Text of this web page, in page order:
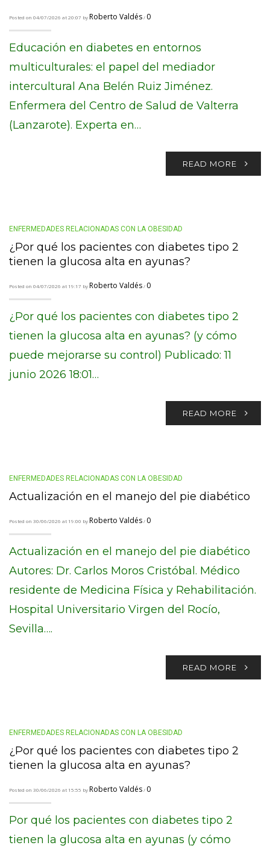
Posted on 04/07/2026 at 20:07 byRoberto Valdés/ 0
Educación en diabetes en entornos
multiculturales: el papel del mediador
intercultural Ana Belén Ruiz Jiménez.
Enfermera del Centro de Salud de Valterra
(Lanzarote). Experta en…
READ MORE
ENFERMEDADES RELACIONADAS CON LA OBESIDAD
¿Por qué los pacientes con diabetes tipo 2
tienen la glucosa alta en ayunas?
Posted on 04/07/2026 at 19:17 byRoberto Valdés/ 0
¿Por qué los pacientes con diabetes tipo 2
tienen la glucosa alta en ayunas? (y cómo
puede mejorarse su control) Publicado: 11
junio 2026 18:01…
READ MORE
ENFERMEDADES RELACIONADAS CON LA OBESIDAD
Actualización en el manejo del pie diabético
Posted on 30/06/2026 at 19:00 byRoberto Valdés/ 0
Actualización en el manejo del pie diabético
Autores: Dr. Carlos Moros Cristóbal. Médico
residente de Medicina Física y Rehabilitación.
Hospital Universitario Virgen del Rocío,
Sevilla….
READ MORE
ENFERMEDADES RELACIONADAS CON LA OBESIDAD
¿Por qué los pacientes con diabetes tipo 2
tienen la glucosa alta en ayunas?
Posted on 30/06/2026 at 15:55 byRoberto Valdés/ 0
Por qué los pacientes con diabetes tipo 2
tienen la glucosa alta en ayunas (y cómo